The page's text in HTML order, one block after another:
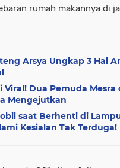
rumah makannya di
Arsya Ungkap 3 Hal
Viral! Dua Pemuda Mesra
Mengejutkan
saat Berhenti di
Kesialan Tak Terduga!